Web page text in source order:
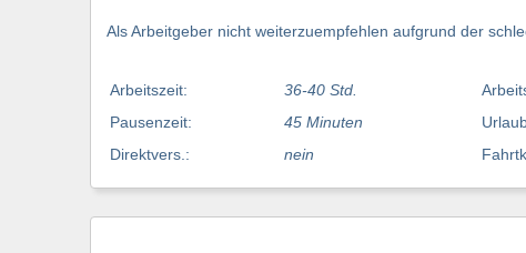
Als Arbeitgeber nicht weiterzuempfehlen aufgrund der
Arbeitszeit: 36-40 Std.
Pausenzeit:
45 Minuten
Direktvers.:
nein